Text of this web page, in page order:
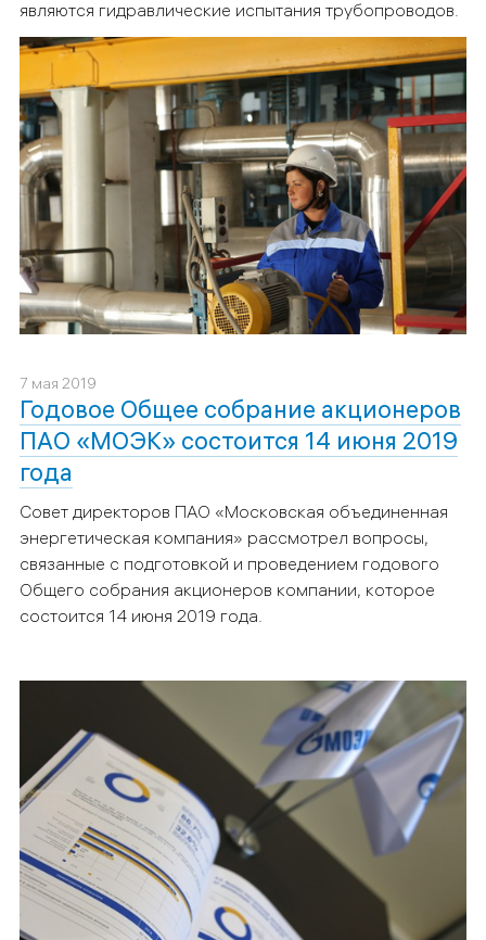
являются гидравлические испытания трубопроводов.
7 мая 2019
Годовое Общее собрание акционеров
ПАО «МОЭК» состоится 14 июня 2019
года
Совет директоров ПАО «Московская объединенная
энергетическая компания» рассмотрел вопросы,
связанные с подготовкой и проведением годового
Общего собрания акционеров компании, которое
состоится 14 июня 2019 года.